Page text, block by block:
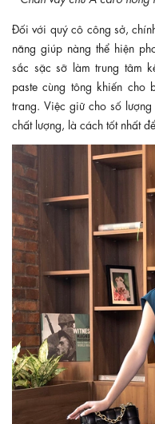
Đối với quý cô công sở,
năng giúp nàng thể hiện
sắc sặc sỡ làm trung tâm
paste cùng tông khiến
trang. Việc giữ cho số
chất lượng, là cách tốt nhất